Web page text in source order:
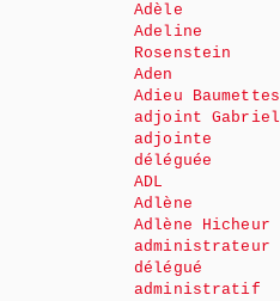
Adèle
Adeline
Rosenstein
Aden
Adieu Baumettes
adjoint Gabriel
adjointe
déléguée
ADL
Adlène
Adlène Hicheur
administrateur
délégué
administratif